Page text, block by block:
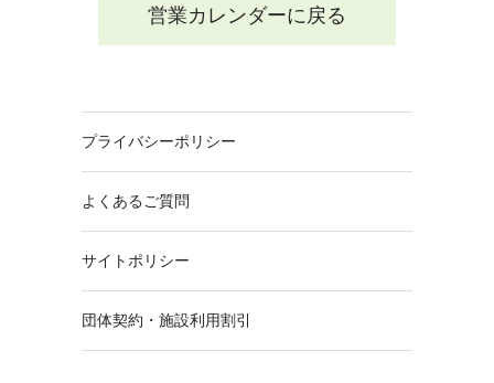
営業カレンダーに戻る
プライバシーポリシー
よくあるご質問
サイトポリシー
団体契約・施設利用割引